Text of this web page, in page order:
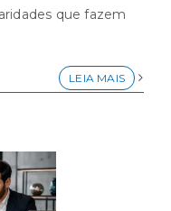
contabilidade
que
escolher
domina
normas,
leis
e
que fazem
LEIA MAIS